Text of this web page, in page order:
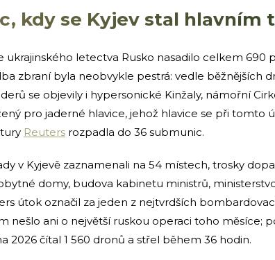
kdy se Kyjev stal hlavním
ukrajinského letectva Rusko nasadilo celkem 690
zbraní byla neobvykle pestrá: vedle běžnějších
se objevily i hypersonické Kinžaly, námořní
pro jaderné hlavice, jehož hlavice se při
Reuters rozpadla do 36 submunic.
v Kyjevě zaznamenali na 54 místech, trosky
domy, budova kabinetu ministrů,
útok označil za jeden z nejtvrdších
nešlo ani o největší ruskou operaci toho měsíce;
2026 čítal 1 560 dronů a střel během 36 hodin.